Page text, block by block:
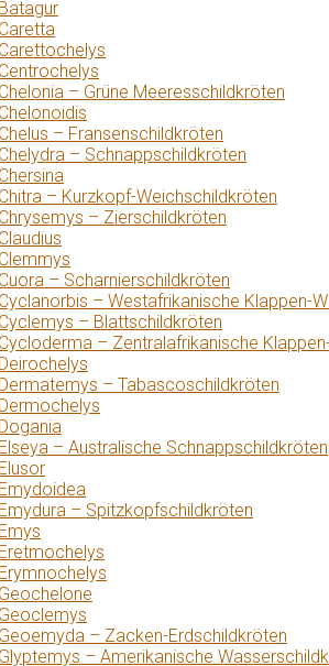
– Grüne Meeresschildkröten
– Fransenschildkröten
– Schnappschildkröten
– Kurzkopf-Weichschildkröten
– Zierschildkröten
– Scharnierschildkröten
– Westafrikanische Klappen-
– Blattschildkröten
– Zentralafrikanische
– Tabascoschildkröten
– Australische Schnappschildkröten
– Spitzkopfschildkröten
– Zacken-Erdschildkröten
– Amerikanische